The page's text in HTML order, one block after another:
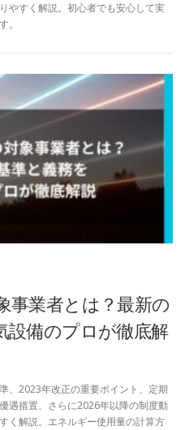
やすく解説。初心者でも安心して実
。
事業者とは？最新の
設備のプロが徹底解
、2023年改正の重要ポイント、定期
遇措置、さらに2026年以降の制度動
く解説。エネルギー使用量の計算方